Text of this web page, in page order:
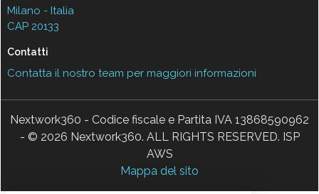
Milano - Italia
CAP 20133
Contatti
Contatta il nostro team per maggiori informazioni
Nextwork360 - Codice fiscale e Partita IVA 13868590962
- © 2026 Nextwork360. ALL RIGHTS RESERVED. ISP
AWS
Mappa del sito